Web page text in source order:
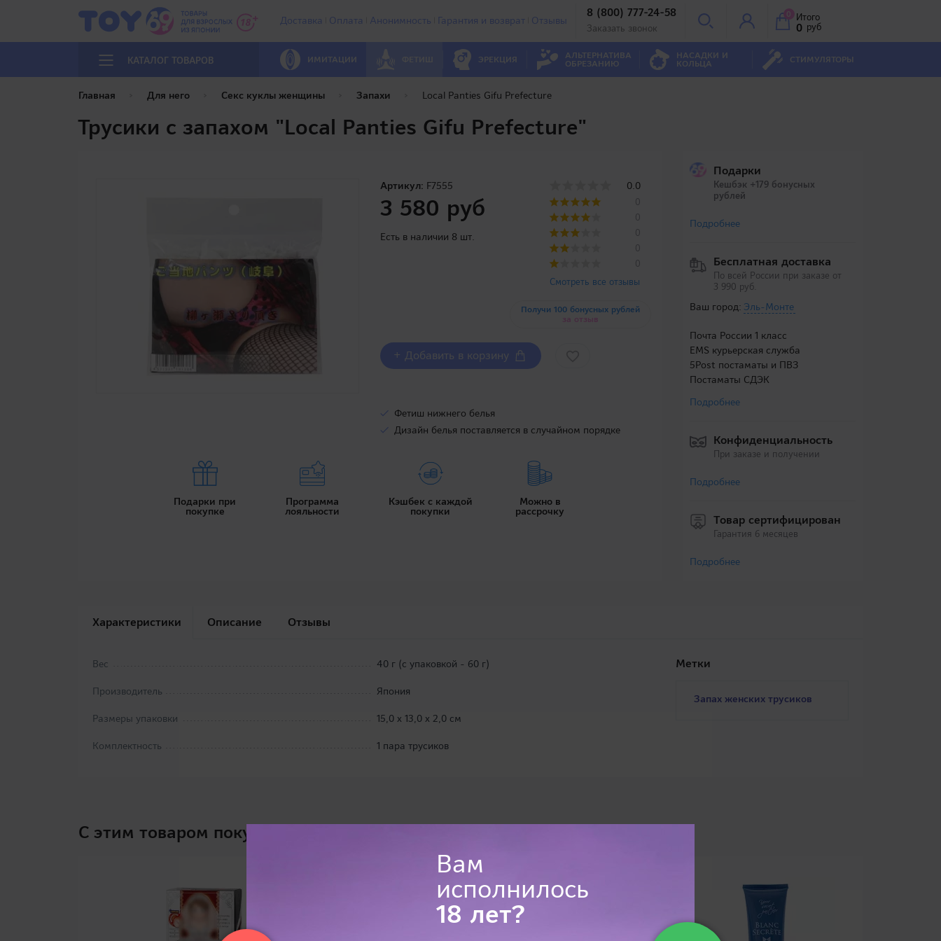
Доставка Оплата Анонимность Гарантия и возврат Отзывы
8 (800) 777-24-58
Заказать звонок
0 Итого
0 руб
КАТАЛОГ ТОВАРОВ ИМИТАЦИИ ЭРЕКЦИЯ АЛЬТЕРНАТИВА
ОБРЕЗАНИЮ
НАСАДКИ И
КОЛЬЦА СТИМУЛЯТОРЫ
Главная Для него Секс куклы женщины Запахи Local Panties Gifu Prefecture
Трусики с запахом "Local Panties Gifu Prefecture"
Артикул: F7555
3 580 руб
Есть в наличии 8 шт.
0.0
0
0
0
0
0
Смотреть все отзывы
Получи 100 бонусных рублей
за отзыв
+ Добавить в корзину
Фетиш нижнего белья
Дизайн белья поставляется в случайном порядке
Подарки при
покупке
Программа
лояльности
Кэшбек с каждой
покупки
Можно в
рассрочку
Подарки
Кешбэк +179 бонусных
рублей
Подробнее
Бесплатная доставка
По всей России при заказе от
3 990 руб.
Ваш город: Эль-Монте
Почта России 1 класс
EMS курьерская служба
5Post постаматы и ПВЗ
Постаматы СДЭК
Подробнее
Конфиденциальность
При заказе и получении
Подробнее
Товар сертифицирован
Гарантия 6 месяцев
Подробнее
Характеристики Описание Отзывы
Вес 40 г (с упаковкой - 60 г)
Производитель Япония
Размеры упаковки 15,0 х 13,0 х 2,0 см
Комплектность 1 пара трусиков
Метки
Запах женских трусиков
C этим товаром покупают
Вам
исполнилось
18 лет?